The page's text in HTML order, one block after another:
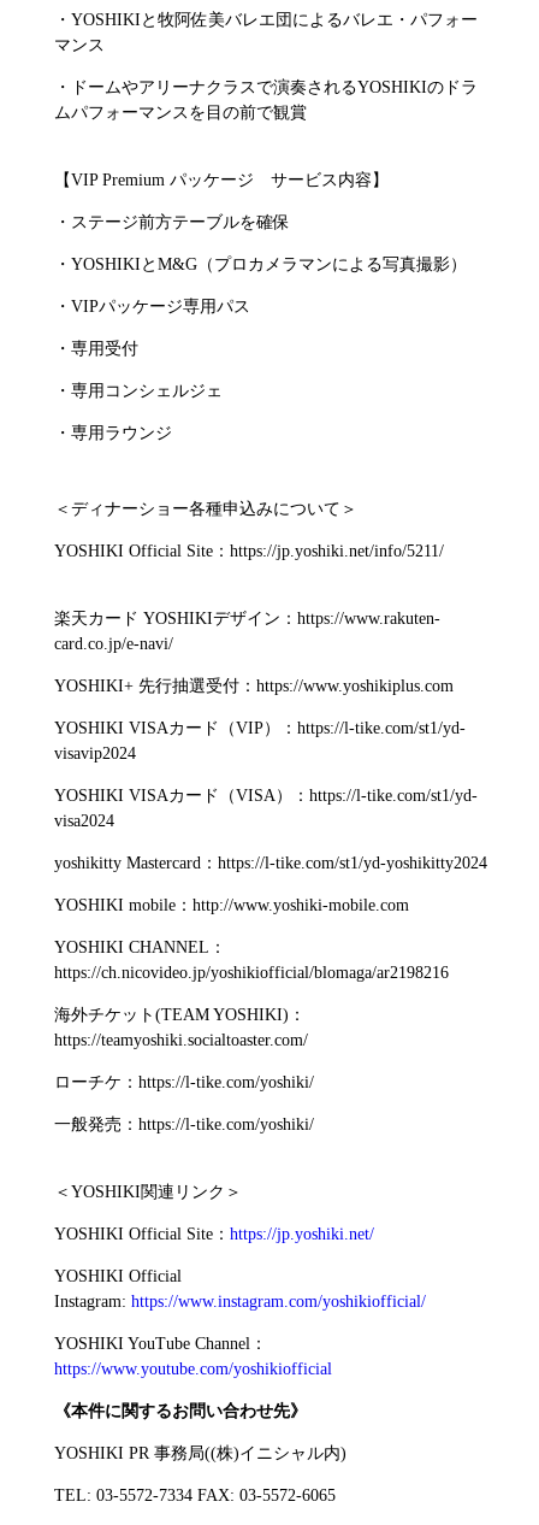
・YOSHIKIと牧阿佐美バレエ団によるバレエ・パフォー
マンス
・ドームやアリーナクラスで演奏されるYOSHIKIのドラ
ムパフォーマンスを目の前で観賞
【VIP Premium パッケージ サービス内容】
・ステージ前方テーブルを確保
・YOSHIKIとM&G（プロカメラマンによる写真撮影）
・VIPパッケージ専用パス
・専用受付
・専用コンシェルジェ
・専用ラウンジ
＜ディナーショー各種申込みについて＞
YOSHIKI Official Site：https://jp.yoshiki.net/info/5211/
楽天カード YOSHIKIデザイン：https://www.rakuten-
card.co.jp/e-navi/
YOSHIKI+ 先行抽選受付：https://www.yoshikiplus.com
YOSHIKI VISAカード（VIP）：https://l-tike.com/st1/yd-
visavip2024
YOSHIKI VISAカード（VISA）：https://l-tike.com/st1/yd-
visa2024
yoshikitty Mastercard：https://l-tike.com/st1/yd-yoshikitty2024
YOSHIKI mobile：http://www.yoshiki-mobile.com
YOSHIKI CHANNEL：
https://ch.nicovideo.jp/yoshikiofficial/blomaga/ar2198216
海外チケット(TEAM YOSHIKI)：
https://teamyoshiki.socialtoaster.com/
ローチケ：https://l-tike.com/yoshiki/
一般発売：https://l-tike.com/yoshiki/
＜YOSHIKI関連リンク＞
YOSHIKI Official Site：https://jp.yoshiki.net/
YOSHIKI Official
Instagram:https://www.instagram.com/yoshikiofficial/
YOSHIKI YouTube Channel：
https://www.youtube.com/yoshikiofficial
《本件に関するお問い合わせ先》
YOSHIKI PR 事務局((株)イニシャル内)
TEL: 03-5572-7334 FAX: 03-5572-6065